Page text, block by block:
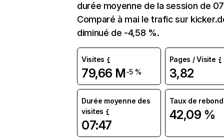
durée moyenne de la session de
Comparé à mai le trafic sur
diminué de -4,58 %.
Visites
79,66 M-5 %
Pages / Visite
3,82
Durée moyenne des
visites
07:47
Taux de rebond
42,09 %